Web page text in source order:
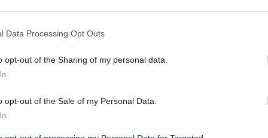
Data Processing Opt Outs
opt-out of the Sharing of my personal data.
opt-out of the Sale of my Personal Data.
tercera línea especial llegará a la zona de Escaleritas, Schamann y
donde se ubica el cementerio del Puerto, recorrerá las calles
parar en Miller Bajo, Divina Pastora y Castillo de Mata. Concluirá el
de Mayo.
servicio especial, que partirá desde el Auditorio, llegará
Sánchez Peñate hacia el hospital Doctor Negrín, Juan Carlos I y
diario hasta llegar al Intercambiador de Tamaraceite, al
una línea especial desde el Auditorio con dirección al Puerto.
el Parque Santa Catalina, uno de los enclaves tradicionales de